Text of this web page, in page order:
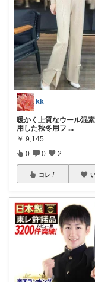
kk
暖かく上質なウール混
用した秋冬用フ ...
￥ 9,145
0 0 2
コレ